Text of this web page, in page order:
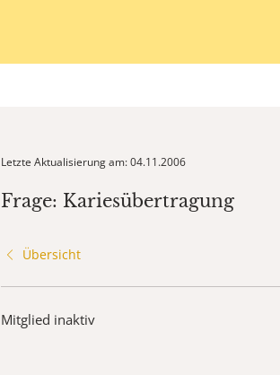
Letzte Aktualisierung am: 04.11.2006
Frage: Kariesübertragung
Übersicht
Mitglied inaktiv